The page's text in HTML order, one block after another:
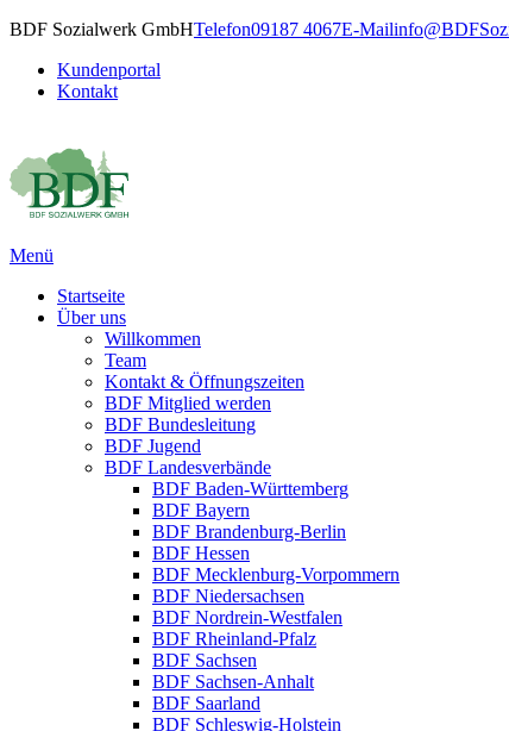
BDF Sozialwerk GmbHTelefon09187 4067E-Mail
Kundenportal
Kontakt
Menü
Startseite
Über uns
Willkommen
Team
Kontakt & Öffnungszeiten
BDF Mitglied werden
BDF Bundesleitung
BDF Jugend
BDF Landesverbände
BDF Baden-Württemberg
BDF Bayern
BDF Brandenburg-Berlin
BDF Hessen
BDF Mecklenburg-Vorpommern
BDF Niedersachsen
BDF Nordrein-Westfalen
BDF Rheinland-Pfalz
BDF Sachsen
BDF Sachsen-Anhalt
BDF Saarland
BDF Schleswig-Holstein